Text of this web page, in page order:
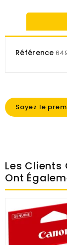
Référence
Soyez le
Les Clients
Ont